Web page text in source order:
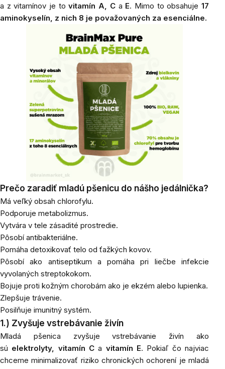
a z vitamínov je tovitamín A, Ca E. Mimo to obsahuje17
aminokyselín, z nich 8 je považovaných za esenciálne.
Prečo zaradiť mladú pšenicu do nášho jedálnička?
Má veľký obsah chlorofylu.
Podporuje metabolizmus.
Vytvára v tele zásadité prostredie.
Pôsobí antibakteriálne.
Pomáha detoxikovať telo od ťažkých kovov.
Pôsobí ako antiseptikum a pomáha pri liečbe infekcie
vyvolaných streptokokom.
Bojuje proti kožným chorobám ako je ekzém alebo lupienka.
Zlepšuje trávenie.
Posilňuje imunitný systém.
1.) Zvyšuje vstrebávanie živín
Mladá pšenica zvyšuje vstrebávanie živín ako
sú elektrolyty, vitamín C a vitamín E. Pokiaľ čo najviac
chceme minimalizovať riziko chronických ochorení je mladá